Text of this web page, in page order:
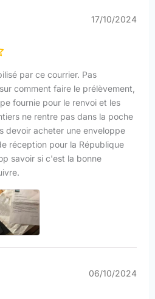
17/10/2024
par ce courrier. Pas
comment faire le prélèvement,
fournie pour le renvoi et les
ne rentre pas dans la poche
devoir acheter une enveloppe
réception pour la République
savoir si c'est la bonne
06/10/2024